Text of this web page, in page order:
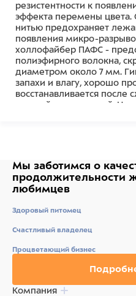
резистентности к
эффекта перемены цвета.
нитью предохраняет
появления микро-
холлофайбер ПАФС -
полиэфирного волокна,
диаметром около 7 мм.
запахи и влагу, хорошо
восстанавливается после
упругий и эластичный. Не
Состав
Мы заботимся о
продолжительности
любимцев
Здоровый питомец
Счастливый владелец
Процветающий бизнес
Компания